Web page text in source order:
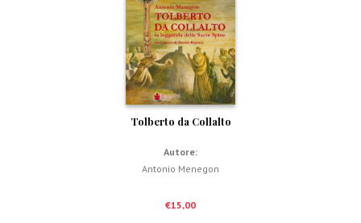
Tolberto da Collalto
Autore:
Antonio Menegon
€15,00